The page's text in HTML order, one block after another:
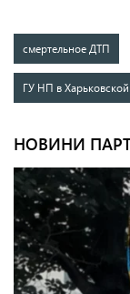
смертельное ДТП
ГУ НП в Харьковской